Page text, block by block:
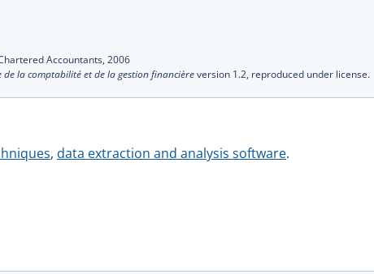
Accountants, 2006
de la comptabilité et de la gestion financièreversion 1.2, reproduced under license.
, data extraction and analysis software.